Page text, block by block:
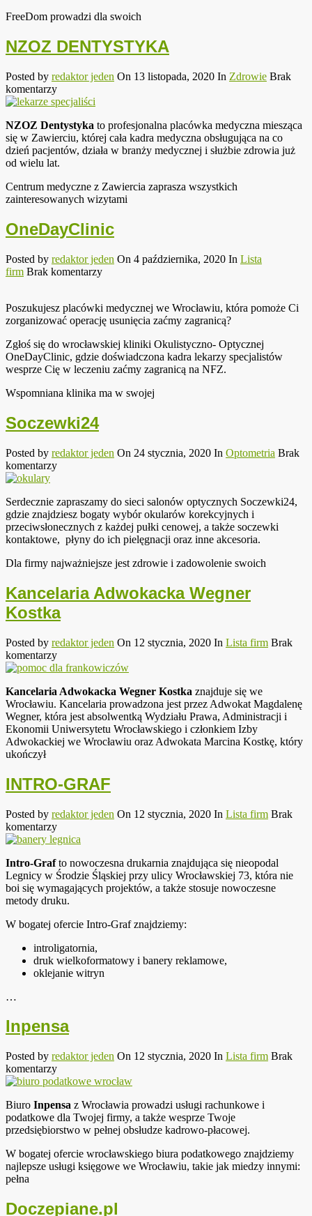
FreeDom prowadzi dla swoich
NZOZ DENTYSTYKA
Posted by redaktor jeden On 13 listopada, 2020 In Zdrowie Brak
komentarzy
NZOZ Dentystyka to profesjonalna placówka medyczna miesząca
się w Zawierciu, której cała kadra medyczna obsługująca na co
dzień pacjentów, działa w branży medycznej i służbie zdrowia już
od wielu lat.
Centrum medyczne z Zawiercia zaprasza wszystkich
zainteresowanych wizytami
OneDayClinic
Posted by redaktor jeden On 4 października, 2020 In Lista
firm Brak komentarzy
Poszukujesz placówki medycznej we Wrocławiu, która pomoże Ci
zorganizować operację usunięcia zaćmy zagranicą?
Zgłoś się do wrocławskiej kliniki Okulistyczno- Optycznej
OneDayClinic, gdzie doświadczona kadra lekarzy specjalistów
wesprze Cię w leczeniu zaćmy zagranicą na NFZ.
Wspomniana klinika ma w swojej
Soczewki24
Posted by redaktor jeden On 24 stycznia, 2020 In Optometria Brak
komentarzy
Serdecznie zapraszamy do sieci salonów optycznych Soczewki24,
gdzie znajdziesz bogaty wybór okularów korekcyjnych i
przeciwsłonecznych z każdej pułki cenowej, a także soczewki
kontaktowe, płyny do ich pielęgnacji oraz inne akcesoria.
Dla firmy najważniejsze jest zdrowie i zadowolenie swoich
Kancelaria Adwokacka Wegner
Kostka
Posted by redaktor jeden On 12 stycznia, 2020 In Lista firm Brak
komentarzy
Kancelaria Adwokacka Wegner Kostka znajduje się we
Wrocławiu. Kancelaria prowadzona jest przez Adwokat Magdalenę
Wegner, która jest absolwentką Wydziału Prawa, Administracji i
Ekonomii Uniwersytetu Wrocławskiego i członkiem Izby
Adwokackiej we Wrocławiu oraz Adwokata Marcina Kostkę, który
ukończył
INTRO-GRAF
Posted by redaktor jeden On 12 stycznia, 2020 In Lista firm Brak
komentarzy
Intro-Grafto nowoczesna drukarnia znajdująca się nieopodal
Legnicy w Środzie Śląskiej przy ulicy Wrocławskiej 73, która nie
boi się wymagających projektów, a także stosuje nowoczesne
metody druku.
W bogatej ofercie Intro-Graf znajdziemy:
introligatornia,
druk wielkoformatowy i banery reklamowe,
oklejanie witryn
…
Inpensa
Posted by redaktor jeden On 12 stycznia, 2020 In Lista firm Brak
komentarzy
Biuro Inpensa z Wrocławia prowadzi usługi rachunkowe i
podatkowe dla Twojej firmy, a także wesprze Twoje
przedsiębiorstwo w pełnej obsłudze kadrowo-płacowej.
W bogatej ofercie wrocławskiego biura podatkowego znajdziemy
najlepsze usługi księgowe we Wrocławiu, takie jak miedzy innymi:
pełna
Doczepiane.pl